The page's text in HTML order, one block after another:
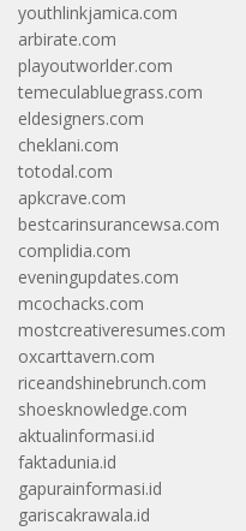
youthlinkjamica.com
arbirate.com
playoutworlder.com
temeculabluegrass.com
eldesigners.com
cheklani.com
totodal.com
apkcrave.com
bestcarinsurancewsa.com
complidia.com
eveningupdates.com
mcochacks.com
mostcreativeresumes.com
oxcarttavern.com
riceandshinebrunch.com
shoesknowledge.com
aktualinformasi.id
faktadunia.id
gapurainformasi.id
gariscakrawala.id